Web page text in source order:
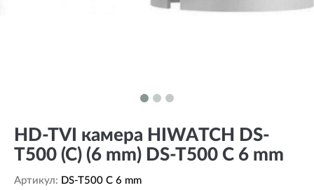
HD-TVI камера HIWATCH DS-
T500 (C) (6 mm) DS-T500 C 6 mm
Артикул: DS-T500 C 6 mm